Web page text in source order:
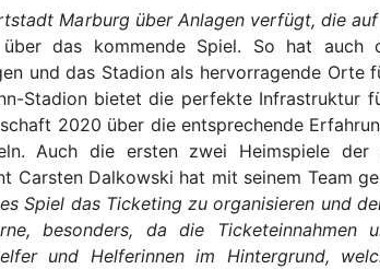
Marburg über Anlagen verfügt, die
das kommende Spiel. So hat auch
und das Stadion als hervorragende Orte
Stadion bietet die perfekte Infrastruktur
2020 über die entsprechende
Auch die ersten zwei Heimspiele der
Dalkowski hat mit seinem Team
Spiel das Ticketing zu organisieren und
besonders, da die Ticketeinnahmen
und Helferinnen im Hintergrund,